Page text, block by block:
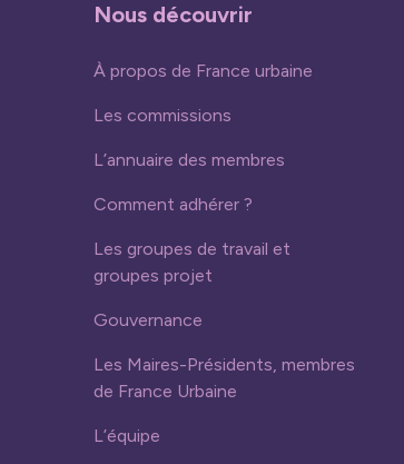
Nous découvrir
À propos de France urbaine
Les commissions
L’annuaire des membres
Comment adhérer ?
Les groupes de travail et
groupes projet
Gouvernance
Les Maires-Présidents, membres
de France Urbaine
L’équipe